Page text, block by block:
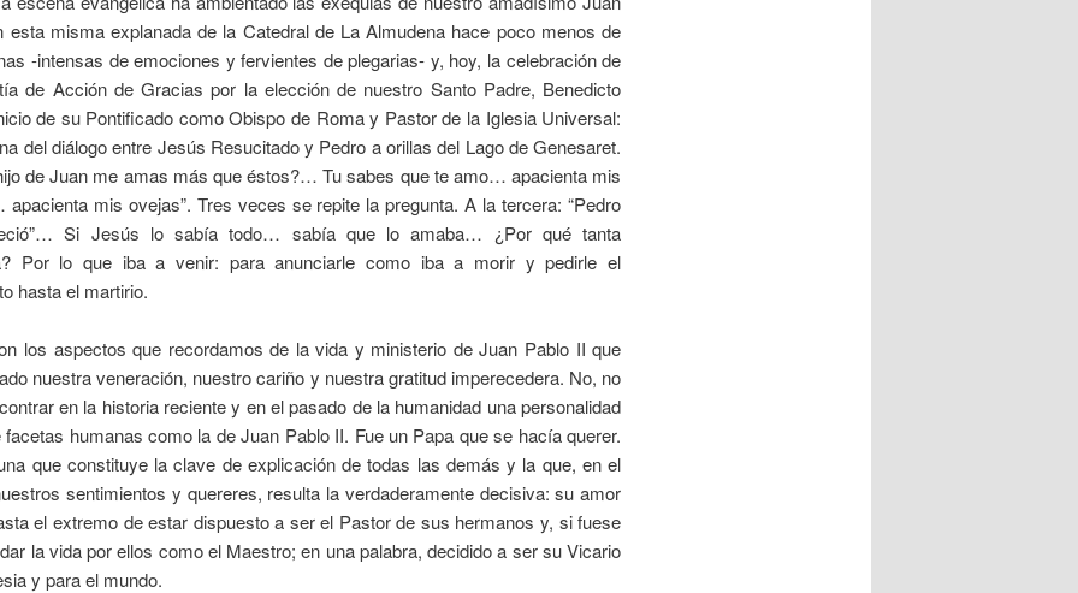
esta misma explanada de la Catedral de La Almudena hace poco menos de
-intensas de emociones y fervientes de plegarias- y, hoy, la celebración de
de Acción de Gracias por la elección de nuestro Santo Padre, Benedicto
de su Pontificado como Obispo de Roma y Pastor de la Iglesia Universal:
del diálogo entre Jesús Resucitado y Pedro a orillas del Lago de Genesaret.
de Juan me amas más que éstos?… Tu sabes que te amo… apacienta mis
mis ovejas”. Tres veces se repite la pregunta. A la tercera: “Pedro
Si Jesús lo sabía todo… sabía que lo amaba… ¿Por qué tanta
Por lo que iba a venir: para anunciarle como iba a morir y pedirle el
hasta el martirio.
los aspectos que recordamos de la vida y ministerio de Juan Pablo II que
nuestra veneración, nuestro cariño y nuestra gratitud imperecedera. No, no
en la historia reciente y en el pasado de la humanidad una personalidad
humanas como la de Juan Pablo II. Fue un Papa que se hacía querer.
que constituye la clave de explicación de todas las demás y la que, en el
sentimientos y quereres, resulta la verdaderamente decisiva: su amor
el extremo de estar dispuesto a ser el Pastor de sus hermanos y, si fuese
la vida por ellos como el Maestro; en una palabra, decidido a ser su Vicario
y para el mundo.